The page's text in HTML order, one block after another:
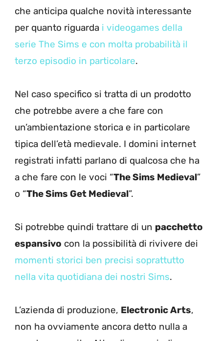
che anticipa qualche novità interessante
per quanto riguarda i videogames della
serie The Sims e con molta probabilità il
terzo episodio in particolare.
Nel caso specifico si tratta di un prodotto
che potrebbe avere a che fare con
un’ambientazione storica e in particolare
tipica dell’età medievale. I domini internet
registrati infatti parlano di qualcosa che ha
a che fare con le voci “The Sims Medieval”
o “The Sims Get Medieval”.
Si potrebbe quindi trattare di un pacchetto
espansivo con la possibilità di rivivere dei
momenti storici ben precisi soprattutto
nella vita quotidiana dei nostri Sims.
L’azienda di produzione, Electronic Arts,
non ha ovviamente ancora detto nulla a